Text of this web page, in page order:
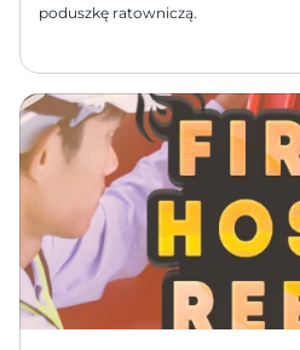
poduszkę ratowniczą.